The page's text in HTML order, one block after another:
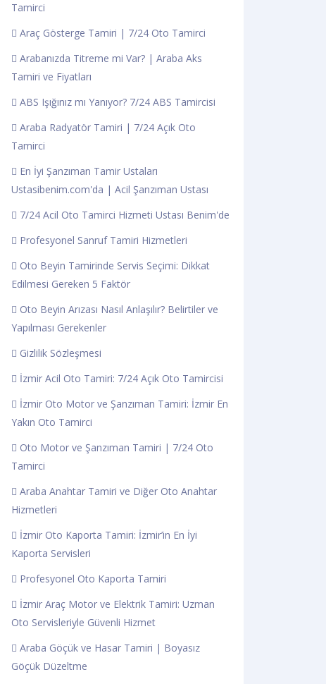
Tamirci
Araç Gösterge Tamiri | 7/24 Oto Tamirci
Arabanızda Titreme mi Var? | Araba Aks
Tamiri ve Fiyatları
ABS Işığınız mı Yanıyor? 7/24 ABS Tamircisi
Araba Radyatör Tamiri | 7/24 Açık Oto
Tamirci
En İyi Şanzıman Tamir Ustaları
Ustasibenim.com'da | Acil Şanzıman Ustası
7/24 Acil Oto Tamirci Hizmeti Ustası Benim'de
Profesyonel Sanruf Tamiri Hizmetleri
Oto Beyin Tamirinde Servis Seçimi: Dikkat
Edilmesi Gereken 5 Faktör
Oto Beyin Arızası Nasıl Anlaşılır? Belirtiler ve
Yapılması Gerekenler
Gizlilik Sözleşmesi
İzmir Acil Oto Tamiri: 7/24 Açık Oto Tamircisi
İzmir Oto Motor ve Şanzıman Tamiri: İzmir En
Yakın Oto Tamirci
Oto Motor ve Şanzıman Tamiri | 7/24 Oto
Tamirci
Araba Anahtar Tamiri ve Diğer Oto Anahtar
Hizmetleri
İzmir Oto Kaporta Tamiri: İzmir’in En İyi
Kaporta Servisleri
Profesyonel Oto Kaporta Tamiri
İzmir Araç Motor ve Elektrik Tamiri: Uzman
Oto Servisleriyle Güvenli Hizmet
Araba Göçük ve Hasar Tamiri | Boyasız
Göçük Düzeltme